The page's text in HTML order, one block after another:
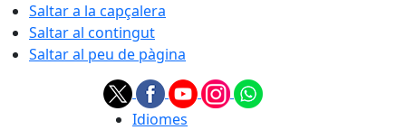
Saltar a la capçalera
Saltar al contingut
Saltar al peu de pàgina
Idiomes